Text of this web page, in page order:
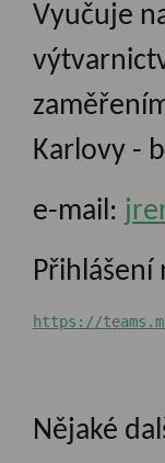
Vyučuje
Karlovy -
e-mail:
Přihlášení
https://
Nějaké